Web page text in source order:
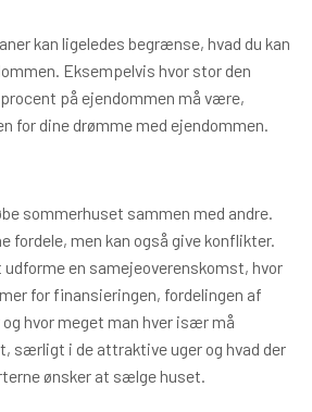
kan ligeledes begrænse, hvad du kan
Eksempelvis hvor stor den
på ejendommen må være,
for dine drømme med ejendommen.
sommerhuset sammen med andre.
fordele, men kan også give konflikter.
udforme en samejeoverenskomst, hvor
for finansieringen, fordelingen af
hvor meget man hver især må
særligt i de attraktive uger og hvad der
ønsker at sælge huset.